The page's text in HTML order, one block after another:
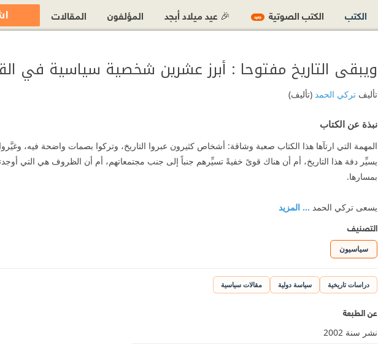
ويبقى التاريخ مفتوحا : أبرز عشرين شخصية سياسية في
تأليفتركي الحمد(تأليف)
نبذة عن الكتاب
المهمة التي ارتآها هذا الكتاب صعبة وشاقة: أشخاص كثيرون عبروا التاريخ، وتركوا بصمات واضحة فيه،
يسيِّر دفة هذا التاريخ، أم أن هناك قوىً خفيةً تسيِّرهم جنباً إلى جنب مجتمعاتهم، أم أن الظروف هي التي
بمسارها.
يسعى تركي الحمد ... المزيد
التصنيف
سياسيون
دراسات تاريخية سياسة دولية مقالات سياسية
عن الطبعة
نشر سنة 2002
الكتب الكتب الصوتية جديد 🎉 عيد ميلاد أبجد المؤلفون المقالات